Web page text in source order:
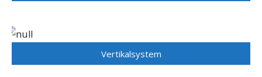
Vertikalsystem